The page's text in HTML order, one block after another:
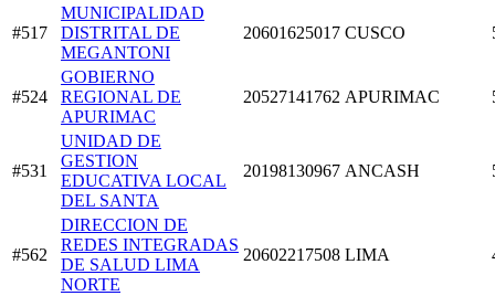
#517
MUNICIPALIDAD
DISTRITAL DE
MEGANTONI
20601625017 CUSCO
#524
GOBIERNO
REGIONAL DE
APURIMAC
20527141762 APURIMAC
#531
UNIDAD DE
GESTION
EDUCATIVA LOCAL
DEL SANTA
20198130967 ANCASH
#562
DIRECCION DE
REDES INTEGRADAS
DE SALUD LIMA
NORTE
20602217508 LIMA